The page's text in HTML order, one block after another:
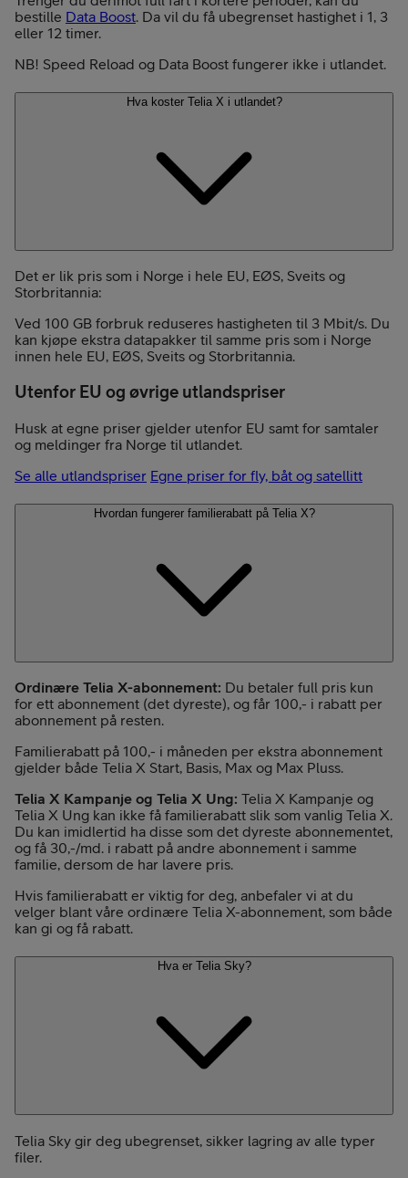
bestille Data Boost. Da vil du få ubegrenset hastighet i 1, 3
eller 12 timer.
NB! Speed Reload og Data Boost fungerer ikke i utlandet.
Hva koster Telia X i utlandet?
Det er lik pris som i Norge i hele EU, EØS, Sveits og
Storbritannia:
Ved 100 GB forbruk reduseres hastigheten til 3 Mbit/s. Du
kan kjøpe ekstra datapakker til samme pris som i Norge
innen hele EU, EØS, Sveits og Storbritannia.
Utenfor EU og øvrige utlandspriser
Husk at egne priser gjelder utenfor EU samt for samtaler
og meldinger fra Norge til utlandet.
Se alle utlandspriser Egne priser for fly, båt og satellitt
Hvordan fungerer familierabatt på Telia X?
Ordinære Telia X-abonnement: Du betaler full pris kun
for ett abonnement (det dyreste), og får 100,- i rabatt per
abonnement på resten.
Familierabatt på 100,- i måneden per ekstra abonnement
gjelder både Telia X Start, Basis, Max og Max Pluss.
Telia X Kampanje og Telia X Ung: Telia X Kampanje og
Telia X Ung kan ikke få familierabatt slik som vanlig Telia X.
Du kan imidlertid ha disse som det dyreste abonnementet,
og få 30,-/md. i rabatt på andre abonnement i samme
familie, dersom de har lavere pris.
Hvis familierabatt er viktig for deg, anbefaler vi at du
velger blant våre ordinære Telia X-abonnement, som både
kan gi og få rabatt.
Hva er Telia Sky?
Telia Sky gir deg ubegrenset, sikker lagring av alle typer
filer.